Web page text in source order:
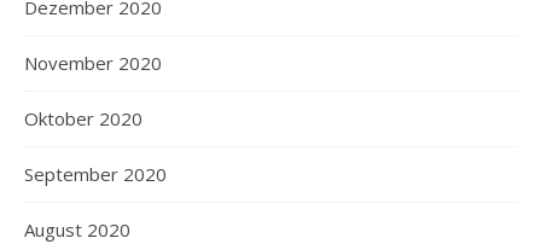
Dezember 2020
November 2020
Oktober 2020
September 2020
August 2020